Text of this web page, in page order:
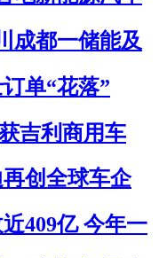
成都一储能及
单“花落”
吉利商用车
创全球车企
409亿 今年一